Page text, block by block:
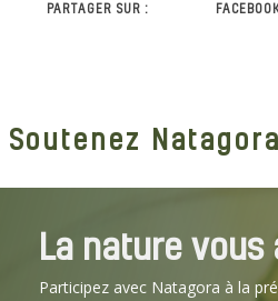
PARTAGER SUR :
Soutenez Natagora
La nature
Participez avec Natagora à la